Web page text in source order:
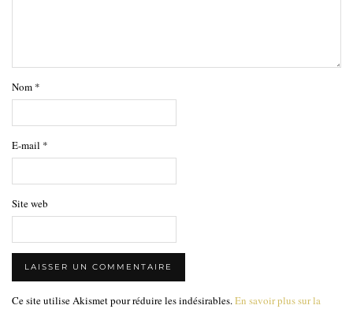
Nom *
E-mail *
Site web
Ce site utilise Akismet pour réduire les indésirables. En savoir plus sur la